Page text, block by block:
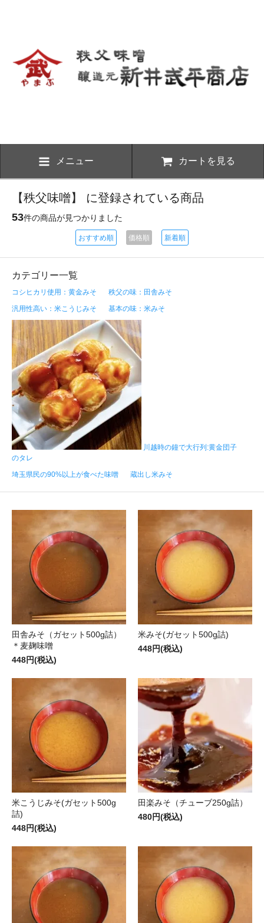
メニュー カートを見る
【秩父味噌】 に登録されている商品
53件の商品が見つかりました
おすすめ順 価格順 新着順
カテゴリー一覧
コシヒカリ使用：黄金みそ
秩父の味：田舎みそ
汎用性高い：米こうじみそ
基本の味：米みそ
川越時の鐘で大行列:黄金団子
のタレ
埼玉県民の90%以上が食べた味噌
蔵出し米みそ
田舎みそ（ガセット500g詰）
＊麦麹味噌
448円(税込)
米みそ(ガセット500g詰)
448円(税込)
米こうじみそ(ガセット500g
詰)
448円(税込)
田楽みそ（チューブ250g詰）
480円(税込)